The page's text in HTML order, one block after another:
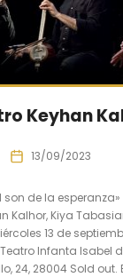
13/09/2023
son de la
Kalhor, Kiya
13 de
Teatro Infanta Isabel
24, 28004 Sold out.